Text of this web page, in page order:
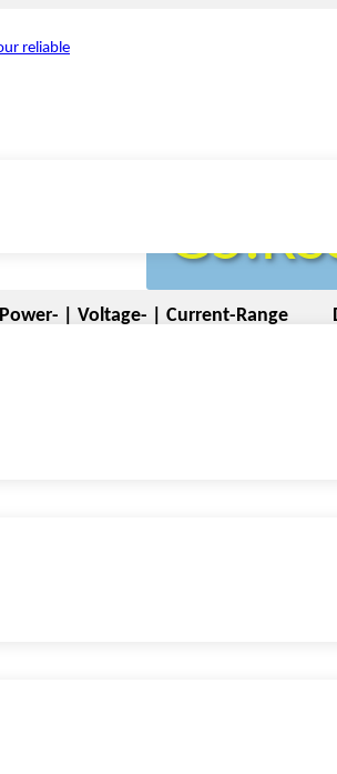
Power- | Voltage- | Current-Range
for the G5.RSS